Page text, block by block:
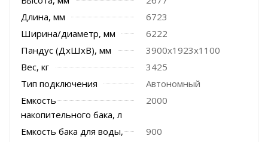
Длина, мм
6723
Ширина/диаметр, мм
6222
Пандус (ДхШхВ), мм
3900х1923х1100
Вес, кг
3425
Тип подключения
Автономный
Емкость
накопительного бака, л
2000
Емкость бака для воды,
900